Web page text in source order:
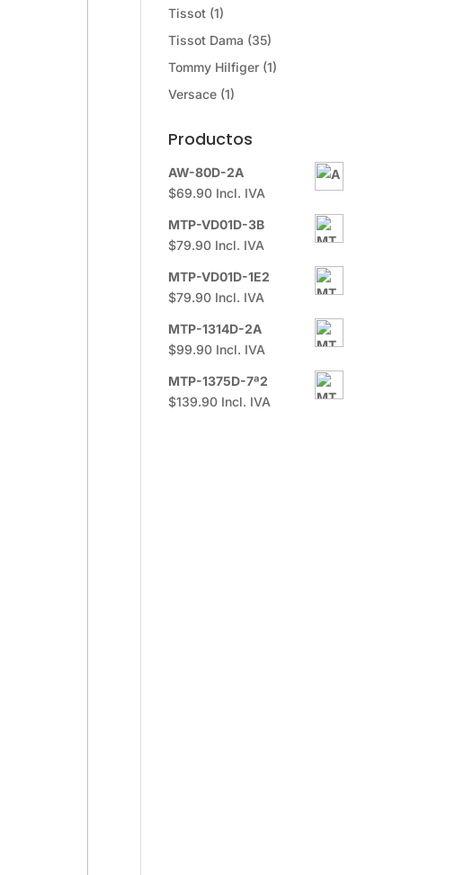
Tissot (1)
Tissot Dama (35)
Tommy Hilfiger (1)
Versace (1)
Productos
AW-80D-2A
$69.90 Incl. IVA
MTP-VD01D-3B
$79.90 Incl. IVA
MTP-VD01D-1E2
$79.90 Incl. IVA
MTP-1314D-2A
$99.90 Incl. IVA
MTP-1375D-7ª2
$139.90 Incl. IVA